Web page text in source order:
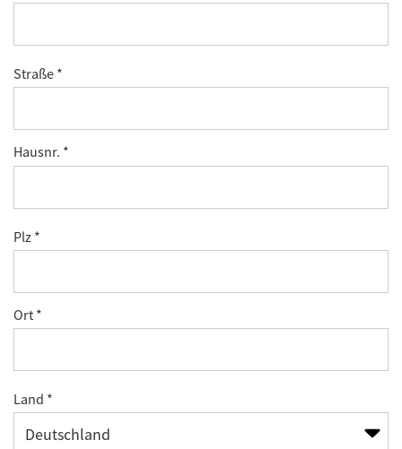
Straße *
Hausnr. *
Plz *
Ort *
Land *